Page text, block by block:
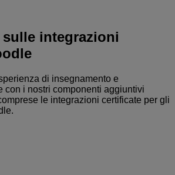
integrazioni
di insegnamento e
con i nostri componenti aggiuntivi
le integrazioni certificate per gli